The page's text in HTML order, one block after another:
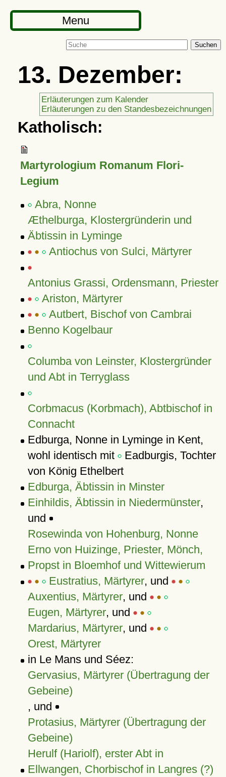
Menu
Suchen
13. Dezember:
Erläuterungen zum Kalender
Erläuterungen zu den Standesbezeichnungen
Katholisch:
Martyrologium Romanum Flori-
Legium
Abra, Nonne
Æthelburga, Klostergründerin und
Äbtissin in Lyminge
Antiochus von Sulci, Märtyrer
Antonius Grassi, Ordensmann, Priester
Ariston, Märtyrer
Autbert, Bischof von Cambrai
Benno Kogelbaur
Columba von Leinster, Klostergründer
und Abt in Terryglass
Corbmacus (Korbmach), Abtbischof in
Connacht
Edburga, Nonne in Lyminge in Kent,
wohl identisch mit Eadburgis, Tochter
von König Ethelbert
Edburga, Äbtissin in Minster
Einhildis, Äbtissin in Niedermünster,
und
Rosewinda von Hohenburg, Nonne
Erno von Huizinge, Priester, Mönch,
Propst in Bloemhof und Wittewierum
Eustratius, Märtyrer, und
Auxentius, Märtyrer, und
Eugen, Märtyrer, und
Mardarius, Märtyrer, und
Orest, Märtyrer
in Le Mans und Séez:
Gervasius, Märtyrer (Übertragung der
Gebeine)
, und
Protasius, Märtyrer (Übertragung der
Gebeine)
Herulf (Hariolf), erster Abt in
Ellwangen, Chorbischof in Langres (?)